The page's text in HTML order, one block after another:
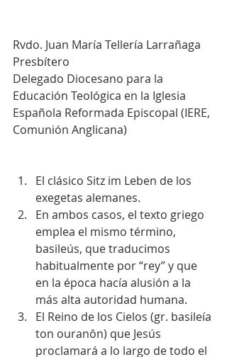
Rvdo. Juan María Tellería Larrañaga
Presbítero
Delegado Diocesano para la
Educación Teológica en la Iglesia
Española Reformada Episcopal (IERE,
Comunión Anglicana)
El clásico Sitz im Leben de los
exegetas alemanes.
En ambos casos, el texto griego
emplea el mismo término,
basileús, que traducimos
habitualmente por “rey” y que
en la época hacía alusión a la
más alta autoridad humana.
El Reino de los Cielos (gr. basileía
ton ouranôn) que Jesús
proclamará a lo largo de todo el